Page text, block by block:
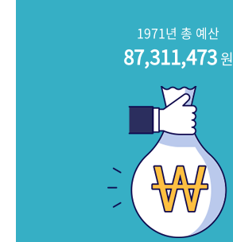
1971년 총 예산
87,311,473원